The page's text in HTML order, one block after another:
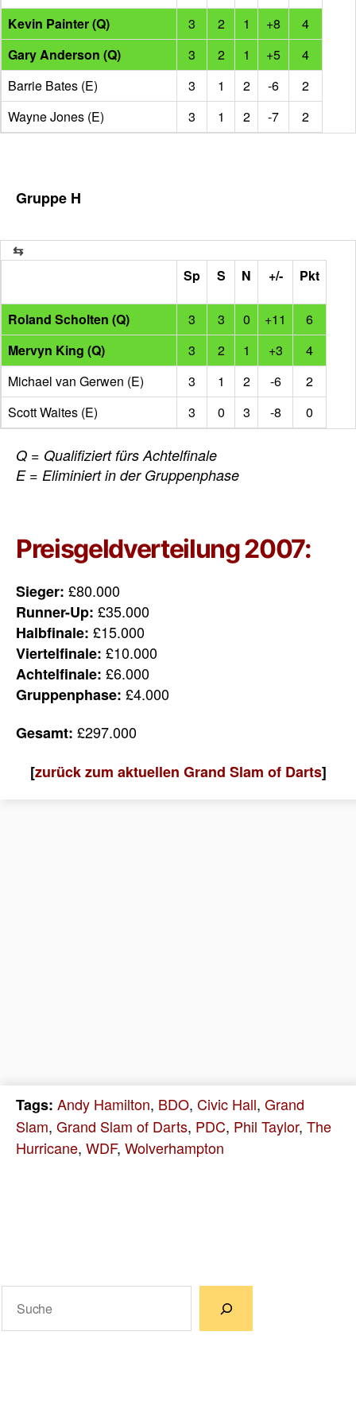
Kevin Painter (Q) 3 2 1 +8
4
Gary Anderson (Q)
3 2 1 +5
4
Barrie Bates (E)
3 1 2 -6
2
Wayne Jones (E)
3 1 2 -7 2
Gruppe H
Sp S N +/- Pkt
Roland Scholten (Q) 3 3 0 +11
6
Mervyn King (Q)
3 2 1 +3
4
Michael van Gerwen (E)
3 1 2 -6
2
Scott Waites (E)
3 0 3 -8 0
Q = Qualifiziert fürs Achtelfinale
E = Eliminiert in der Gruppenphase
Preisgeldverteilung 2007:
Sieger: £80.000
Runner-Up: £35.000
Halbfinale: £15.000
Viertelfinale: £10.000
Achtelfinale: £6.000
Gruppenphase: £4.000
Gesamt: £297.000
[zurück zum aktuellen Grand Slam of Darts]
Tags: Andy Hamilton, BDO, Civic Hall, Grand
Slam, Grand Slam of Darts, PDC, Phil Taylor, The
Hurricane, WDF, Wolverhampton